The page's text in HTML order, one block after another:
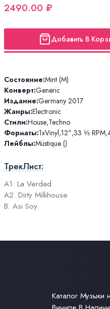
2490.00 ₽
Добавить В
Состояние:Mint (M)
Конверт:Generic
Издание:Germany 2017
Жанры:Electronic
Стили:House,Techno
Форматы:1xVinyl,12",33 ⅓ RPM,
Лейблы:Müstique ()
ТрекЛист:
A1. La Verdad
A2. Dirty Milkhouse
B. Asi Soy
Каталог Музыки